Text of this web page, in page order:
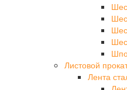
Листовой
Лента